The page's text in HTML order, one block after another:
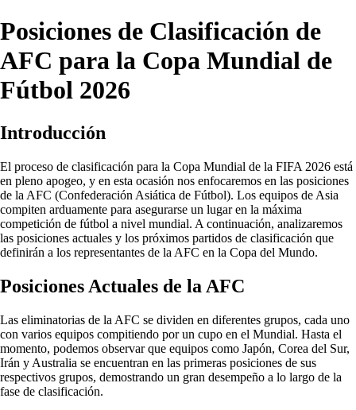
Posiciones de Clasificación de
AFC para la Copa Mundial de
Fútbol 2026
Introducción
El proceso de clasificación para la Copa Mundial de la FIFA 2026 está
en pleno apogeo, y en esta ocasión nos enfocaremos en las posiciones
de la AFC (Confederación Asiática de Fútbol). Los equipos de Asia
compiten arduamente para asegurarse un lugar en la máxima
competición de fútbol a nivel mundial. A continuación, analizaremos
las posiciones actuales y los próximos partidos de clasificación que
definirán a los representantes de la AFC en la Copa del Mundo.
Posiciones Actuales de la AFC
Las eliminatorias de la AFC se dividen en diferentes grupos, cada uno
con varios equipos compitiendo por un cupo en el Mundial. Hasta el
momento, podemos observar que equipos como Japón, Corea del Sur,
Irán y Australia se encuentran en las primeras posiciones de sus
respectivos grupos, demostrando un gran desempeño a lo largo de la
fase de clasificación.